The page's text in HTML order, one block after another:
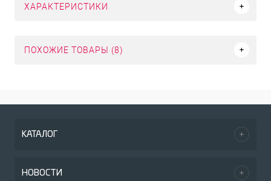
ХАРАКТЕРИСТИКИ
ПОХОЖИЕ ТОВАРЫ (8)
КАТАЛОГ
НОВОСТИ